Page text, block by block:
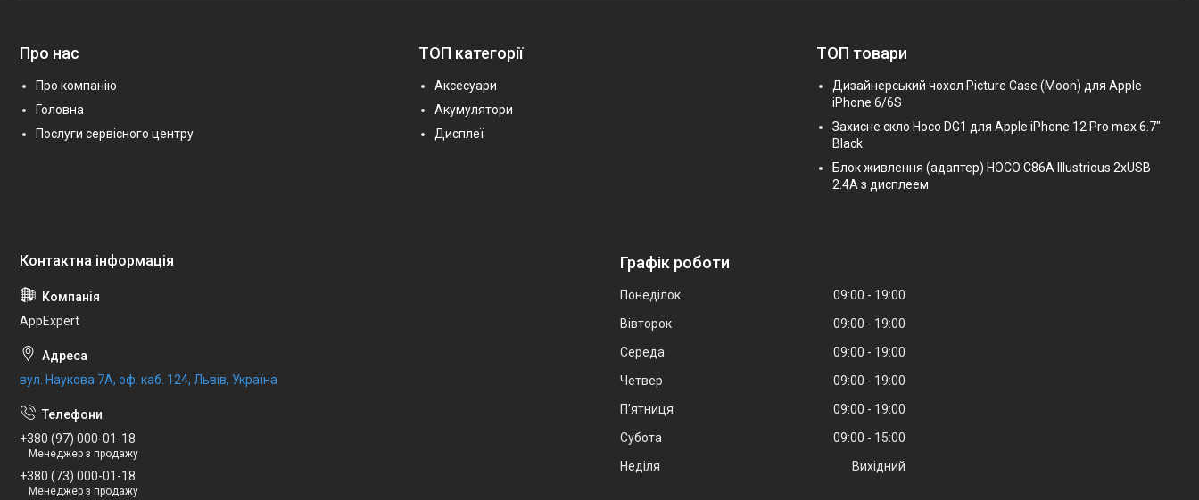
Про нас
Про компанію
Головна
Послуги сервісного центру
ТОП категорії
Аксесуари
Акумулятори
Дисплеї
ТОП товари
Дизайнерський чохол Picture Case (Moon) для Apple
iPhone 6/6S
Захисне скло Hoco DG1 для Apple iPhone 12 Pro max 6.7"
Black
Блок живлення (адаптер) HOCO C86A Illustrious 2xUSB
2.4A з дисплеем
AppExpert
вул. Наукова 7А, оф. каб. 124, Львів, Україна
+380 (97) 000-01-18
Менеджер з продажу
+380 (73) 000-01-18
Менеджер з продажу
Графік роботи
Понеділок 09:00
19:00
Вівторок
09:00
19:00
Середа
09:00
19:00
Четвер
09:00
19:00
Пʼятниця
09:00
19:00
Субота
09:00
15:00
Неділя
Вихідний